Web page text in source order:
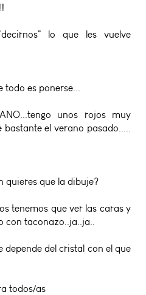
lo que les vuelve
todo es ponerse...
unos rojos muy
bastante el verano pasado.....
quieres que la dibuje?
tenemos que ver las caras y
con taconazo..ja..ja..
del cristal con el que
todos/as